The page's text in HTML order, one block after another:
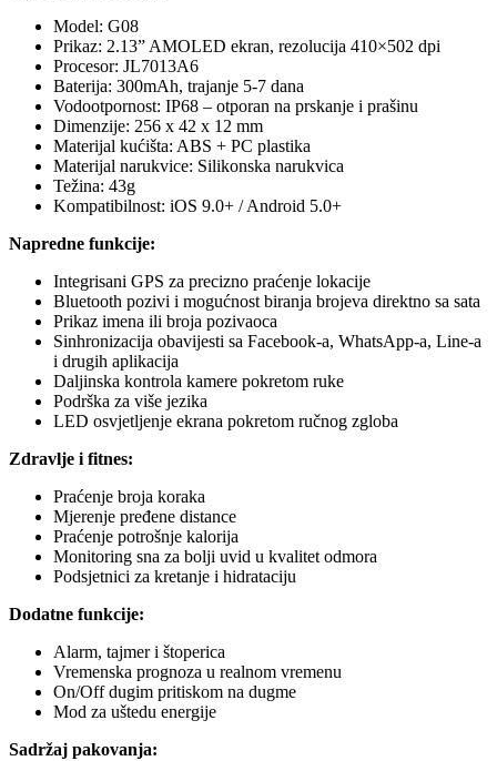
Model: G08
Prikaz: 2.13” AMOLED ekran, rezolucija 410×502 dpi
Procesor: JL7013A6
Baterija: 300mAh, trajanje 5-7 dana
Vodootpornost: IP68 – otporan na prskanje i prašinu
Dimenzije: 256 x 42 x 12 mm
Materijal kućišta: ABS + PC plastika
Materijal narukvice: Silikonska narukvica
Težina: 43g
Kompatibilnost: iOS 9.0+ / Android 5.0+
Napredne funkcije:
Integrisani GPS za precizno praćenje lokacije
Bluetooth pozivi i mogućnost biranja brojeva direktno sa sata
Prikaz imena ili broja pozivaoca
Sinhronizacija obavijesti sa Facebook-a, WhatsApp-a, Line-a
i drugih aplikacija
Daljinska kontrola kamere pokretom ruke
Podrška za više jezika
LED osvjetljenje ekrana pokretom ručnog zgloba
Zdravlje i fitnes:
Praćenje broja koraka
Mjerenje pređene distance
Praćenje potrošnje kalorija
Monitoring sna za bolji uvid u kvalitet odmora
Podsjetnici za kretanje i hidrataciju
Dodatne funkcije:
Alarm, tajmer i štoperica
Vremenska prognoza u realnom vremenu
On/Off dugim pritiskom na dugme
Mod za uštedu energije
Sadržaj pakovanja: